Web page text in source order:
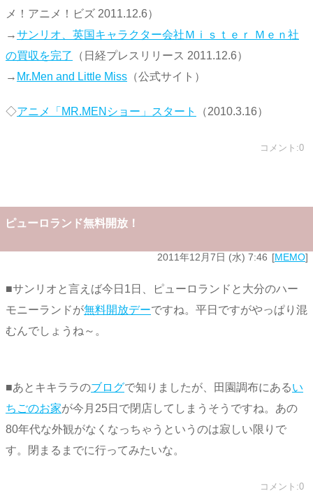
メ！アニメ！ビズ 2011.12.6）
→サンリオ、英国キャラクター会社Ｍｉｓｔｅｒ Ｍｅｎ社
の買収を完了
（日経プレスリリース 2011.12.6）
→ Mr.Men and Little Miss （公式サイト）
◇アニメ「MR.MENショー」スタート （2010.3.16）
コメント:0
ピューロランド無料開放！
2011年12月7日 (水) 7:46 MEMO
■サンリオと言えば今日1日、ピューロランドと大分のハー
モニーランドが無料開放デーですね。平日ですがやっぱり混
むんでしょうね～。
■あとキキララのブログで知りましたが、田園調布にあるい
ちごのお家が今月25日で閉店してしまうそうですね。あの
80年代な外観がなくなっちゃうというのは寂しい限りで
す。閉まるまでに行ってみたいな。
コメント:0